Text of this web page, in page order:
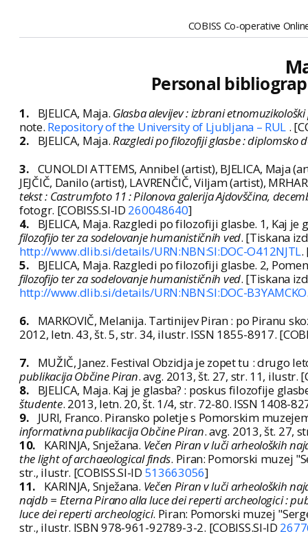
COBISS Co-operative
Personal
1. BJELICA, Maja. Glasba alevijev : izbrani
note. Repository of the University of Ljubljana – RUL .
2.
BJELICA, Maja.Razgledi po filozofiji glasbe : diplomsko
3. CUNOLDI ATTEMS, Annibel (artist), BJELICA, Maja
JEJČIČ, Danilo (artist), LAVRENČIČ, Viljam (artist),
tekst : Castrumfoto 11 : Pilonova galerija Ajdovščina,
fotogr. [COBISS.SI-ID 260048640]
4.
BJELICA, Maja. Razgledi po filozofiji glasbe. 1, Kaj
filozofijo ter za sodelovanje humanističnih ved. [Tiskana
http://www.dlib.si/details/URN:NBN:SI:DOC-O412NJTL.
5.
BJELICA, Maja. Razgledi po filozofiji glasbe. 2,
filozofijo ter za sodelovanje humanističnih ved. [Tiskana
http://www.dlib.si/details/URN:NBN:SI:DOC-B3YAMCKO
6.
MARKOVIČ, Melanija. Tartinijev Piran : po Piranu
2012, letn. 43, št. 5, str. 34, ilustr. ISSN 1855-8917.
7.
MUŽIČ, Janez. Festival Obzidja je zopet tu : drugo
publikacija Občine Piran. avg. 2013, št. 27, str. 11, ilustr.
8.
BJELICA, Maja. Kaj je glasba? : poskus filozofije
študente. 2013, letn. 20, št. 1/4, str. 72-80. ISSN 1408-
9.
JURI, Franco. Piransko poletje s Pomorskim
informativna publikacija Občine Piran. avg. 2013, št. 27,
10.
KARINJA, Snježana. Večen Piran v luči arheoloških
the light of archaeological finds. Piran: Pomorski muzej
str., ilustr. [COBISS.SI-ID 513663056]
11.
KARINJA, Snježana. Večen Piran v luči arheoloških
najdb = Eterna Pirano alla luce dei reperti archeologici :
luce dei reperti archeologici. Piran: Pomorski muzej
str., ilustr. ISBN 978-961-92789-3-2. [COBISS.SI-ID